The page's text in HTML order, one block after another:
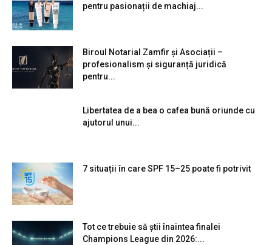
pentru pasionații de machiaj...
Biroul Notarial Zamfir și Asociații –
profesionalism și siguranță juridică
pentru...
Libertatea de a bea o cafea bună oriunde cu
ajutorul unui...
7 situații în care SPF 15–25 poate fi potrivit
Tot ce trebuie să știi înaintea finalei
Champions League din 2026:...